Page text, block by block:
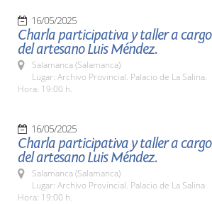
16/05/2025
Charla participativa y taller a cargo
del artesano Luis Méndez.
Salamanca (Salamanca)
Lugar: Archivo Provincial. Palacio de La Salina.
Hora: 19:00 h.
16/05/2025
Charla participativa y taller a cargo
del artesano Luis Méndez.
Salamanca (Salamanca)
Lugar: Archivo Provincial. Palacio de La Salina
Hora: 19:00 h.